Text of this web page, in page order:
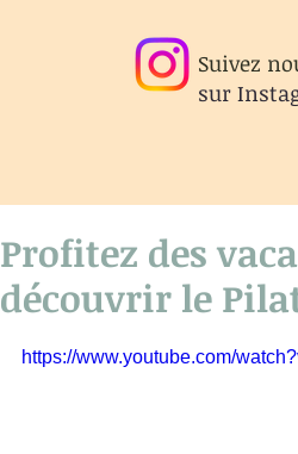
Suivez
sur
Profitez des
découvrir le
https://www.youtube.com/